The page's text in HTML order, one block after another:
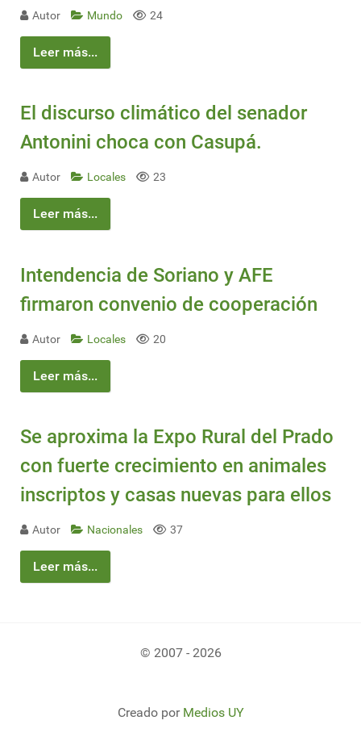
Autor Mundo 24
Leer más...
El discurso climático del senador
Antonini choca con Casupá.
Autor Locales 23
Leer más...
Intendencia de Soriano y AFE
firmaron convenio de cooperación
Autor Locales 20
Leer más...
Se aproxima la Expo Rural del Prado
con fuerte crecimiento en animales
inscriptos y casas nuevas para ellos
Autor Nacionales 37
Leer más...
© 2007 - 2026
Creado por Medios UY